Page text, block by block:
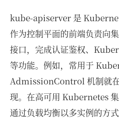
kube-apiserver 是
作为控制平面的前端负责向
接口，完成认证鉴权、
等功能。例如，常用于
AdmissionControl 机制就
现。在高可用 Kubernetes
通过负载均衡以多实例的方